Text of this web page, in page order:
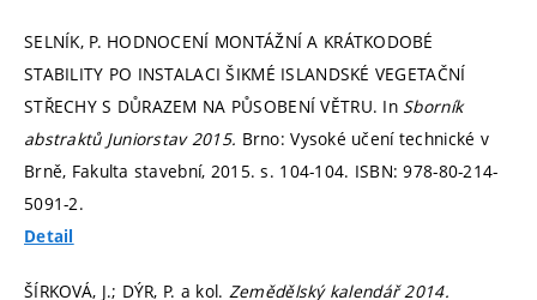
SELNÍK, P. HODNOCENÍ MONTÁŽNÍ A KRÁTKODOBÉ
STABILITY PO INSTALACI ŠIKMÉ ISLANDSKÉ VEGETAČNÍ
STŘECHY S DŮRAZEM NA PŮSOBENÍ VĚTRU. In Sborník
abstraktů Juniorstav 2015. Brno: Vysoké učení technické v
Brně, Fakulta stavební, 2015.s. 104-104. ISBN: 978-80-214-
5091-2.
Detail
ŠÍRKOVÁ, J.; DÝR, P. a kol. Zemědělský kalendář 2014.